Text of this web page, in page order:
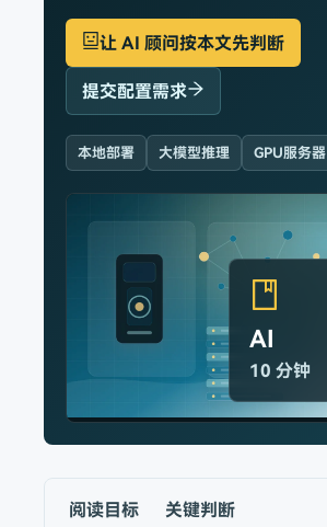
让 AI 顾问按本文先判断
提交配置需求
本地部署 大模型推理 GPU服务器
AI
10 分钟
阅读目标
关键判断